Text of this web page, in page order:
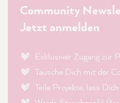
Community
Jetzt anmelden
Exklusiver Zugang zur
Tausche Dich mit der
Teile Projekte, lass